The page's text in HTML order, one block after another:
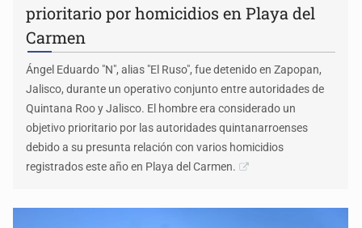
prioritario por homicidios en Playa del
Carmen
Ángel Eduardo "N", alias "El Ruso", fue detenido en Zapopan,
Jalisco, durante un operativo conjunto entre autoridades de
Quintana Roo y Jalisco. El hombre era considerado un
objetivo prioritario por las autoridades quintanarroenses
debido a su presunta relación con varios homicidios
registrados este año en Playa del Carmen.